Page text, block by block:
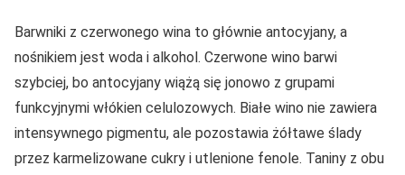
Barwniki z czerwonego wina to głównie antocyjany, a
nośnikiem jest woda i alkohol. Czerwone wino barwi
szybciej, bo antocyjany wiążą się jonowo z grupami
funkcyjnymi włókien celulozowych. Białe wino nie zawiera
intensywnego pigmentu, ale pozostawia żółtawe ślady
przez karmelizowane cukry i utlenione fenole. Taniny z obu